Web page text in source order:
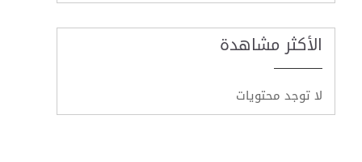
الأكثر مشاهدة
لا توجد محتويات